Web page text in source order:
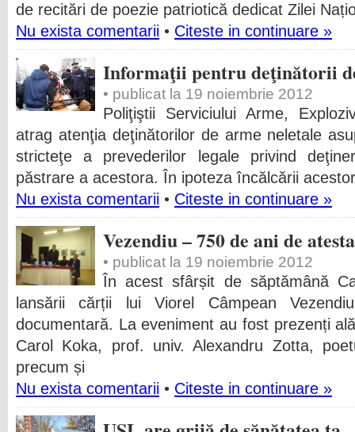
de recitări de poezie patriotică dedicat Zilei
Nu exista comentarii • Citeste in continuare »
Informaţii pentru deţinătorii
• publicat la 19 noiembrie 2012
Poliţiştii Serviciului Arme,
atrag atenţia deţinătorilor de arme neletale
stricteţe a prevederilor legale privind
păstrare a acestora. În ipoteza încălcării
Nu exista comentarii • Citeste in continuare »
Vezendiu – 750 de ani de
• publicat la 19 noiembrie 2012
În acest sfârșit de săptămână
lansării cărții lui Viorel Câmpean
documentară. La eveniment au fost prezenți
Carol Koka, prof. univ. Alexandru Zotta,
precum și
Nu exista comentarii • Citeste in continuare »